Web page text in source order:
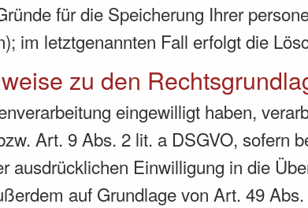
für die Speicherung Ihrer
im letztgenannten Fall erfolgt die
zu den
eingewilligt haben,
Art. 9 Abs. 2 lit. a DSGVO, sofern
ausdrücklichen Einwilligung in die
auf Grundlage von Art. 49